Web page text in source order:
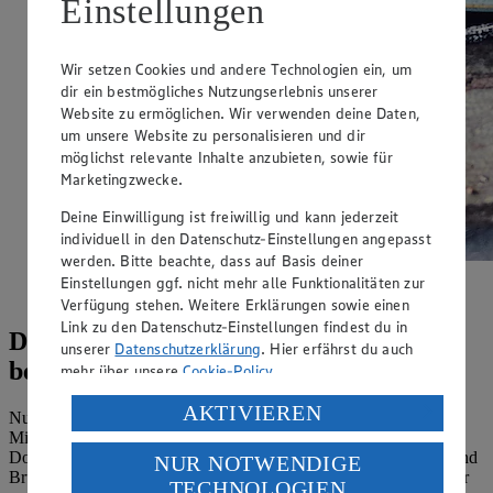
Ein Klassiker der immer geht – unser Schinkennudel-
Rezept.
Diese Rezepte für jeden Tag gehen
besonders schnell
Nudeln und Reis lassen sich schnell gar kochen (in circa 15
Minuten). Die dazu passenden Soßen kannst du schon aus einer
Dose Tomaten, ein wenig frischem oder tiefgekühltem Gemüse und
Brühe zum Einkochen zubereiten. Diese Zutaten solltest du immer
Einstellungen
Wir setzen Cookies und andere Technologien ein, um
dir ein bestmögliches Nutzungserlebnis unserer
Website zu ermöglichen. Wir verwenden deine Daten,
um unsere Website zu personalisieren und dir
möglichst relevante Inhalte anzubieten, sowie für
Marketingzwecke.
Deine Einwilligung ist freiwillig und kann jederzeit
individuell in den Datenschutz-Einstellungen angepasst
werden. Bitte beachte, dass auf Basis deiner
Einstellungen ggf. nicht mehr alle Funktionalitäten zur
Verfügung stehen. Weitere Erklärungen sowie einen
Link zu den Datenschutz-Einstellungen findest du in
unserer Datenschutzerklärung. Hier erfährst du auch
mehr über unsereCookie-Policy.
Verarbeitung deiner personenbezogenen Daten in den
USA durch Facebook und YouTube:
Wenn du auf „Aktivieren“ klickst, willigst du im Sinne
AKTIVIEREN
NUR NOTWENDIGE